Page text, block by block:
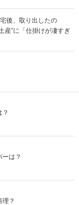
後、取り出したの
”に「仕掛けが凄すぎ
？
は？
？